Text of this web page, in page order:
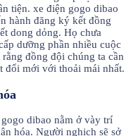
tiện. xe điện gogo dibao
hành đăng ký kết đồng
dong dỏng. Họ chưa
dưỡng phần nhiều cuộc
đồng đội chúng ta cần
đổi mới với thoải mái nhất.
dibao nằm ở vày trí
hóa. Người nghịch sẽ sở